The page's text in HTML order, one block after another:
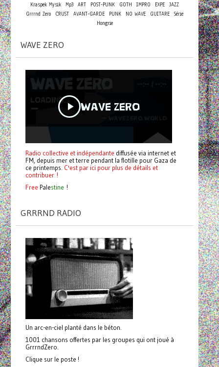
Kraspek Mysik Mp3 ART POST-PUNK GOTH IMPRO EXPE JAZZ
Grrrnd Zero
CRUST AVANT-GARDE PUNK NO WAVE GUITARE Série
Hongrie
WAVE ZERO
Radio collective et indépendante diffusée via internet et
FM, depuis mer et terre pendant la flotille pour Gaza de
ce printemps. C'est par ici pour plus de détails et
contribuer !
Free Palestine !
GRRRND RADIO
Un arc-en-ciel planté dans le béton.
1001 chansons offertes par les groupes qui ont joué à
GrrrndZero.
Clique sur le poste !